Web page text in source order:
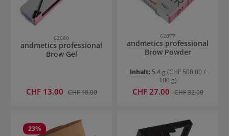
62080
andmetics professional
Brow Gel
Verkaufspreis:
CHF 13.00 Regulärer Preis:
CHF 18.00
62077
andmetics professional
Brow Powder
Inhalt: 5.4 g (CHF 500.00 /
100 g)
Verkaufspreis:
CHF 27.00 Regulärer Preis:
CHF 32.00
23%